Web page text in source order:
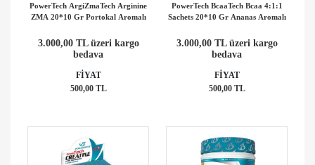
PowerTech ArgiZmaTech Arginine
ZMA 20*10 Gr Portokal Aromalı
3.000,00 TL üzeri kargo
bedava
FİYAT
500,00 TL
PowerTech BcaaTech Bcaa 4:1:1
Sachets 20*10 Gr Ananas Aromalı
3.000,00 TL üzeri kargo
bedava
FİYAT
500,00 TL